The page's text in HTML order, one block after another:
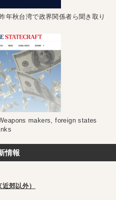
秋台湾で政界関係者ら聞き取り
makers, foreign states
情報
郊以外）